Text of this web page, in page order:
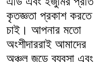
কৃতজ্ঞতা প্রকাশ করতে
চাই। আপনার মতো
অংশীদাররাই আমাদের
অঞ্চল জুড়ে ব্যবসা এবং